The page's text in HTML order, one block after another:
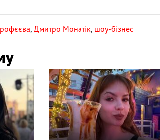
, Дмитро Монатік, шоу-бізнес